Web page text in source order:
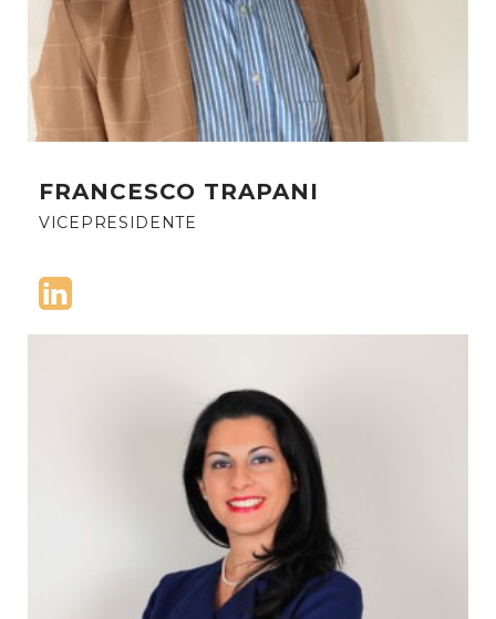
FRANCESCO TRAPANI
VICEPRESIDENTE